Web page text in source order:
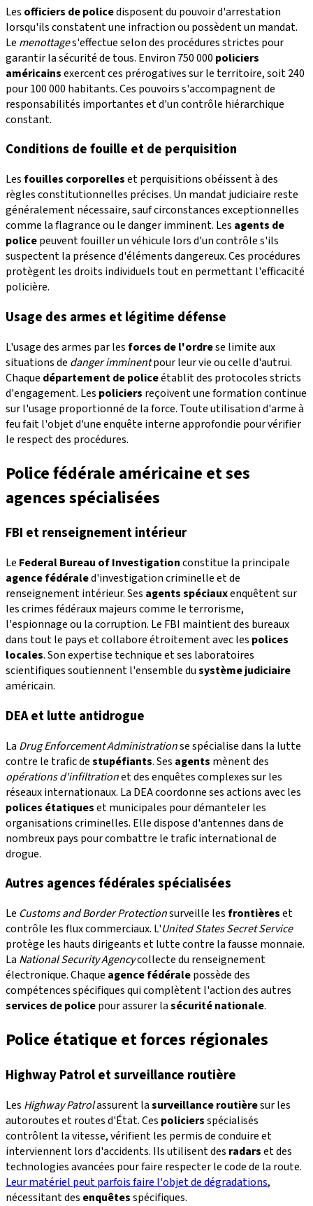
Les officiers de policedisposent du pouvoir d'arrestation
lorsqu'ils constatent une infraction ou possèdent un mandat.
Le menottages'effectue selon des procédures strictes pour
garantir la sécurité de tous. Environ 750 000 policiers
américainsexercent ces prérogatives sur le territoire, soit 240
pour 100 000 habitants. Ces pouvoirs s'accompagnent de
responsabilités importantes et d'un contrôle hiérarchique
constant.
Conditions de fouille et de perquisition
Lesfouilles corporelleset perquisitions obéissent à des
règles constitutionnelles précises. Un mandat judiciaire reste
généralement nécessaire, sauf circonstances exceptionnelles
comme la flagrance ou le danger imminent. Les agents de
policepeuvent fouiller un véhicule lors d'un contrôle s'ils
suspectent la présence d'éléments dangereux. Ces procédures
protègent les droits individuels tout en permettant l'efficacité
policière.
Usage des armes et légitime défense
L'usage des armes par lesforces de l'ordrese limite aux
situations de danger imminentpour leur vie ou celle d'autrui.
Chaque département de policeétablit des protocoles stricts
d'engagement. Les policiers reçoivent une formation continue
sur l'usage proportionné de la force. Toute utilisation d'arme à
feu fait l'objet d'une enquête interne approfondie pour vérifier
le respect des procédures.
Police fédérale américaine et ses
agences spécialisées
FBI et renseignement intérieur
Le Federal Bureau of Investigationconstitue la principale
agence fédéraled'investigation criminelle et de
renseignement intérieur. Ses agents spéciauxenquêtent sur
les crimes fédéraux majeurs comme le terrorisme,
l'espionnage ou la corruption. Le FBI maintient des bureaux
dans tout le pays et collabore étroitement avec les polices
locales. Son expertise technique et ses laboratoires
scientifiques soutiennent l'ensemble dusystème judiciaire
américain.
DEA et lutte antidrogue
La Drug Enforcement Administrationse spécialise dans la lutte
contre le trafic destupéfiants. Ses agents mènent des
opérations d'infiltrationet des enquêtes complexes sur les
réseaux internationaux. La DEA coordonne ses actions avec les
polices étatiqueset municipales pour démanteler les
organisations criminelles. Elle dispose d'antennes dans de
nombreux pays pour combattre le trafic international de
drogue.
Autres agences fédérales spécialisées
Le Customs and Border Protectionsurveille lesfrontièreset
contrôle les flux commerciaux. L'United States Secret Service
protège les hauts dirigeants et lutte contre la fausse monnaie.
La National Security Agencycollecte du renseignement
électronique. Chaque agence fédéralepossède des
compétences spécifiques qui complètent l'action des autres
services de policepour assurer lasécurité nationale.
Police étatique et forces régionales
Highway Patrol et surveillance routière
Les Highway Patrolassurent lasurveillance routièresur les
autoroutes et routes d'État. Ces policiersspécialisés
contrôlent la vitesse, vérifient les permis de conduire et
interviennent lors d'accidents. Ils utilisent des radarset des
technologies avancées pour faire respecter le code de la route.
Leur matériel peut parfois faire l'objet de dégradations,
nécessitant des enquêtesspécifiques.